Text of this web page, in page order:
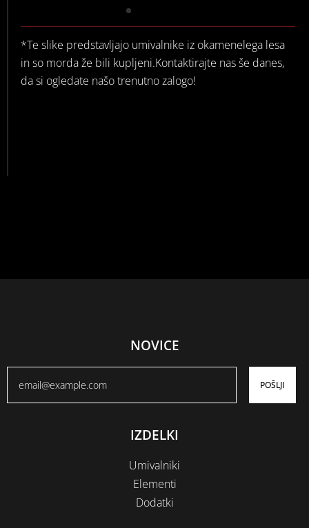
*Te slike predstavljajo umivalnike iz okamenelega lesa
in so morda že bili kupljeni.Kontaktirajte nas še danes,
da si ogledate našo trenutno zalogo!
NOVICE
POŠLJI
IZDELKI
Umivalniki
Elementi
Dodatki